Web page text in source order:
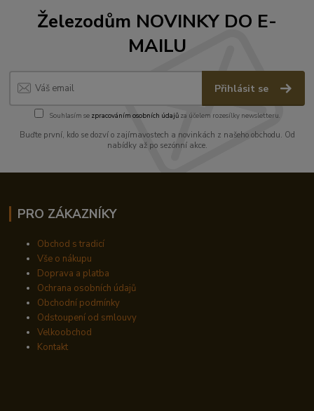
Železodům NOVINKY DO E-
MAILU
Přihlásit se
Souhlasím se zpracováním osobních údajůza účelem rozesílky newsletteru.
Buďte první, kdo se dozví o zajímavostech a novinkách z našeho obchodu. Od
nabídky až po sezónní akce.
PRO ZÁKAZNÍKY
Obchod s tradicí
Vše o nákupu
Doprava a platba
Ochrana osobních údajů
Obchodní podmínky
Odstoupení od smlouvy
Velkoobchod
Kontakt